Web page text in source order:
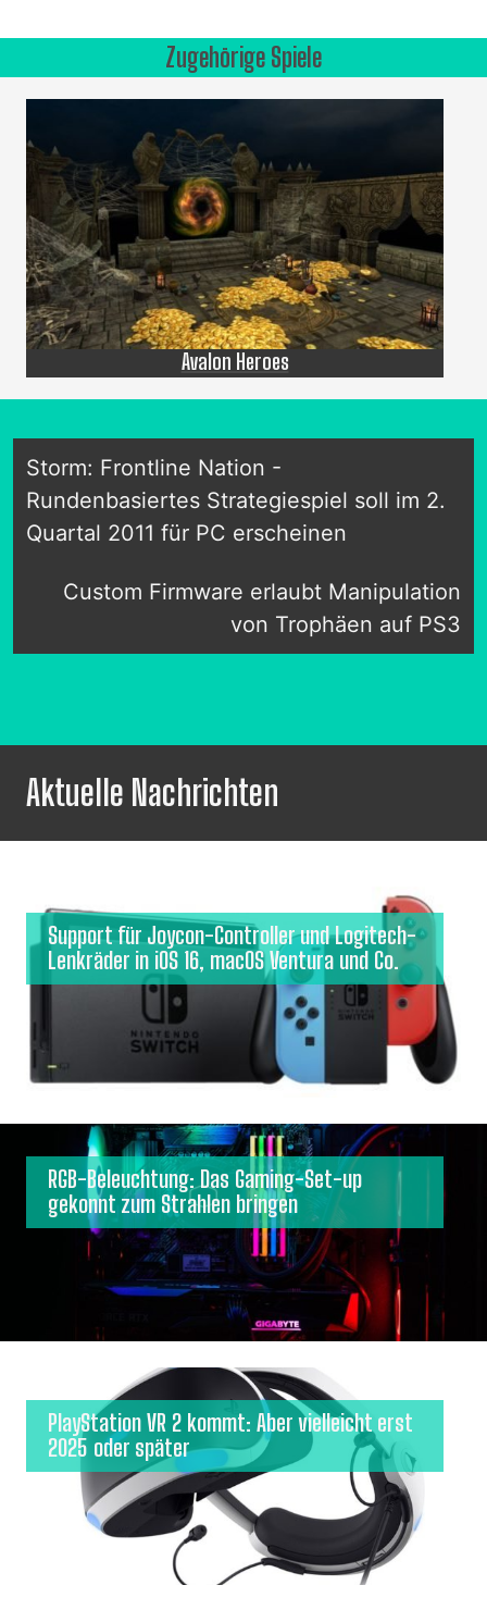
Zugehörige Spiele
Avalon Heroes
Storm: Frontline Nation -
Rundenbasiertes Strategiespiel soll im 2.
Quartal 2011 für PC erscheinen
Custom Firmware erlaubt Manipulation
von Trophäen auf PS3
Aktuelle Nachrichten
Support für Joycon-Controller und Logitech-
Lenkräder in iOS 16, macOS Ventura und Co.
RGB-Beleuchtung: Das Gaming-Set-up
gekonnt zum Strahlen bringen
PlayStation VR 2 kommt: Aber vielleicht erst
2025 oder später